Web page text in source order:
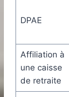
DPAE
Affiliation à
une caisse
de retraite